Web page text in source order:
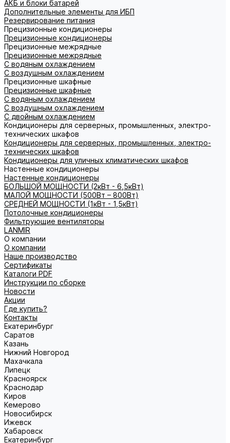
АКБ и блоки батарей
Дополнительные элементы для ИБП
Резервирование питания
Прецизионные кондиционеры
Прецизионные кондиционеры
Прецизионные межрядные
Прецизионные межрядные
С водяным охлаждением
С воздушным охлаждением
Прецизионные шкафные
Прецизионные шкафные
С водяным охлаждением
С воздушным охлаждением
С двойным охлаждением
Кондиционеры для серверных, промышленных, электро-
технических шкафов
Кондиционеры для серверных, промышленных, электро-
технических шкафов
Кондиционеры для уличных климатических шкафов
Настенные кондиционеры
Настенные кондиционеры
БОЛЬШОЙ МОЩНОСТИ (2кВт - 6,5кВт)
МАЛОЙ МОЩНОСТИ (500Вт – 800Вт)
СРЕДНЕЙ МОЩНОСТИ (1кВт - 1,5кВт)
Потолочные кондиционеры
Фильтрующие вентиляторы
LANMIR
О компании
О компании
Наше производство
Сертификаты
Каталоги PDF
Инструкции по сборке
Новости
Акции
Где купить?
Контакты
Екатеринбург
Саратов
Казань
Нижний Новгород
Махачкала
Липецк
Красноярск
Краснодар
Киров
Кемерово
Новосибирск
Ижевск
Хабаровск
Екатеринбург